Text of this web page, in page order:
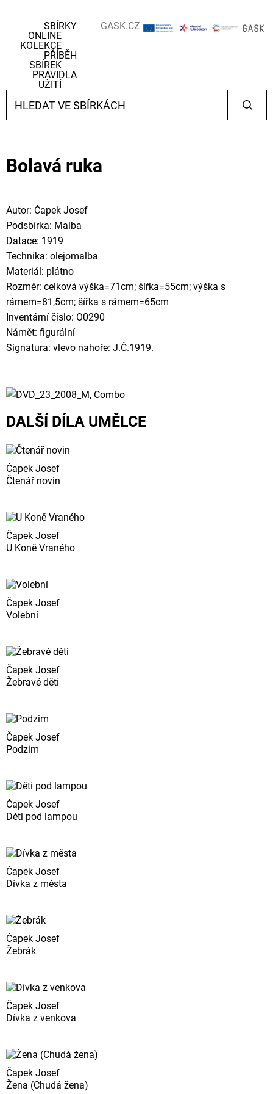
SBÍRKY
ONLINE
KOLEKCE
PŘÍBĚH
SBÍREK
PRAVIDLA
UŽITÍ
GASK.CZ
Bolavá ruka
Autor: Čapek Josef
Podsbírka: Malba
Datace: 1919
Technika: olejomalba
Materiál: plátno
Rozměr: celková výška=71cm; šířka=55cm; výška s
rámem=81,5cm; šířka s rámem=65cm
Inventární číslo: O0290
Námět: figurální
Signatura: vlevo nahoře: J.Č.1919.
DALŠÍ DÍLA UMĚLCE
Čapek Josef
Čtenář novin
Čapek Josef
U Koně Vraného
Čapek Josef
Volební
Čapek Josef
Žebravé děti
Čapek Josef
Podzim
Čapek Josef
Děti pod lampou
Čapek Josef
Dívka z města
Čapek Josef
Žebrák
Čapek Josef
Dívka z venkova
Čapek Josef
Žena (Chudá žena)